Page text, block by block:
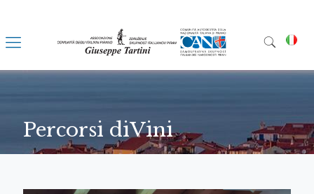
Percorsi diVini